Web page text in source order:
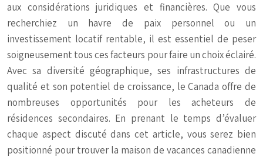
aux considérations juridiques et financières. Que vous
recherchiez un havre de paix personnel ou un
investissement locatif rentable, il est essentiel de peser
soigneusement tous ces facteurs pour faire un choix éclairé.
Avec sa diversité géographique, ses infrastructures de
qualité et son potentiel de croissance, le Canada offre de
nombreuses opportunités pour les acheteurs de
résidences secondaires. En prenant le temps d’évaluer
chaque aspect discuté dans cet article, vous serez bien
positionné pour trouver la maison de vacances canadienne